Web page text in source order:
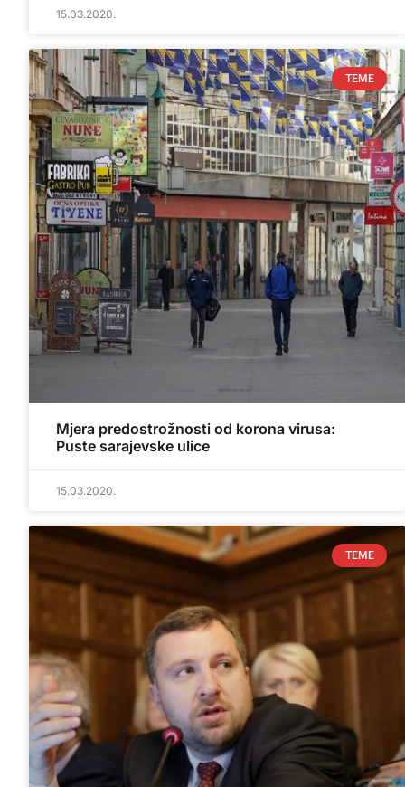
15.03.2020.
TEME
Mjera predostrožnosti od korona virusa:
Puste sarajevske ulice
15.03.2020.
TEME